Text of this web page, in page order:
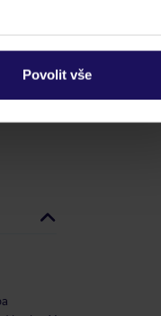
zásadách ochrany
Povolit vše